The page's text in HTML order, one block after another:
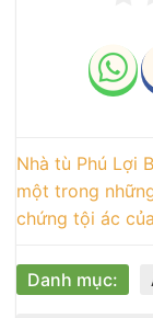
Nhà tù Phú Lợi
một trong
chứng tội ác
Danh mục: